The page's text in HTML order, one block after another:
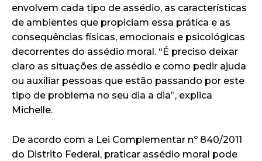
envolvem cada tipo de assédio, as características
de ambientes que propiciam essa prática e as
consequências físicas, emocionais e psicológicas
decorrentes do assédio moral. “É preciso deixar
claro as situações de assédio e como pedir ajuda
ou auxiliar pessoas que estão passando por este
tipo de problema no seu dia a dia”, explica
Michelle.
De acordo com a Lei Complementar nº 840/2011
do Distrito Federal, praticar assédio moral pode